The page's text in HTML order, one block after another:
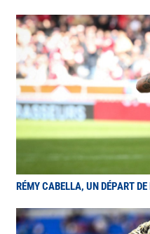
RÉMY CABELLA, UN DÉPART